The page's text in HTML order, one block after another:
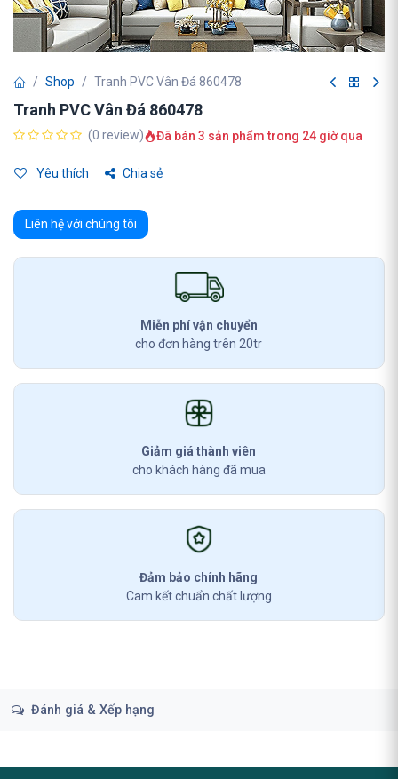
Shop Tranh PVC Vân Đá 860478
Tranh PVC Vân Đá 860478
(0 review) Đã bán 3 sản phẩm trong 24 giờ qua
Yêu thích Chia sẻ
Liên hệ với chúng tôi
Miễn phí vận chuyển
cho đơn hàng trên 20tr
Giảm giá thành viên
cho khách hàng đã mua
Đảm bảo chính hãng
Cam kết chuẩn chất lượng
Đánh giá & Xếp hạng